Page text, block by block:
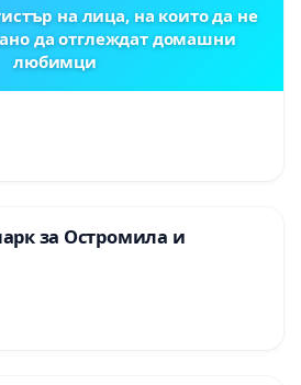
на лица, на които да не
да отглеждат домашни
любимци
за Остромила и